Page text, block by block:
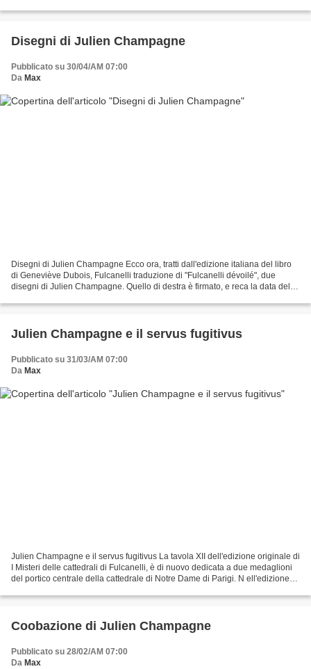
Disegni di Julien Champagne
Pubblicato su 30/04/AM 07:00
Da Max
Disegni di Julien Champagne Ecco ora, tratti dall'edizione italiana del libro
di Geneviève Dubois, Fulcanelli traduzione di "Fulcanelli dévoilé", due
disegni di Julien Champagne. Quello di destra è firmato, e reca la data del
Julien Champagne e il servus fugitivus
Pubblicato su 31/03/AM 07:00
Da Max
Julien Champagne e il servus fugitivus La tavola XII dell'edizione originale di
I Misteri delle cattedrali di Fulcanelli, è di nuovo dedicata a due medaglioni
del portico centrale della cattedrale di Notre Dame di Parigi. N ell'edizione
Coobazione di Julien Champagne
Pubblicato su 28/02/AM 07:00
Da Max